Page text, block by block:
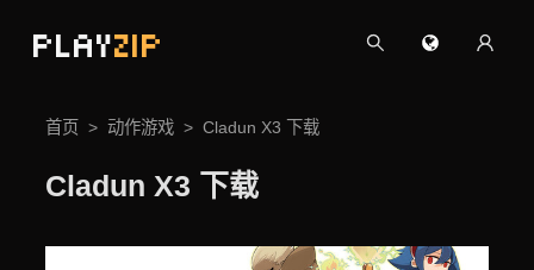
PLAYZIP
首页 动作游戏 Cladun X3 下载
Cladun X3 下载